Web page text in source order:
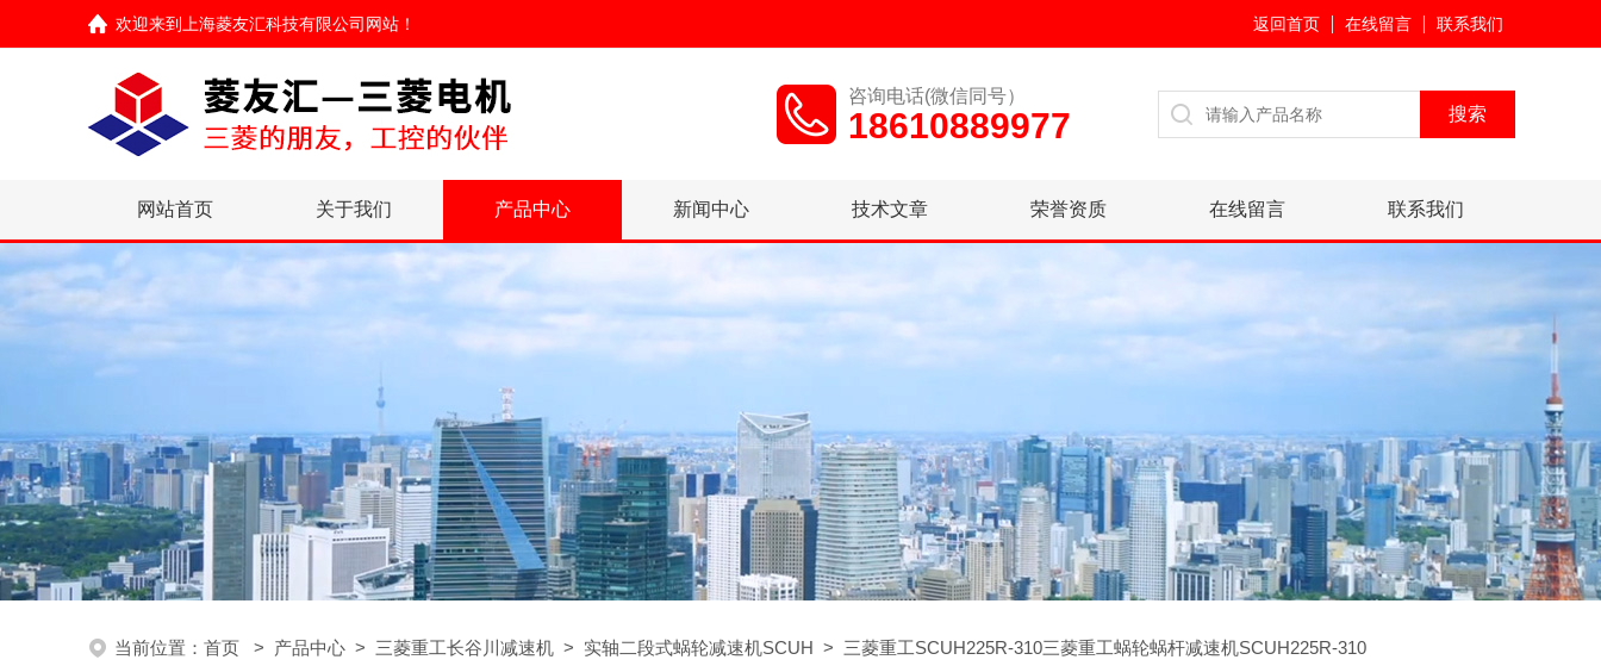
欢迎来到 上海菱友汇科技有限公司网站 ！ 返回首页 在线留言 联系我们
咨询电话(微信同号）
18610889977
网站首页 关于我们 产品中心 新闻中心 技术文章 荣誉资质 在线留言 联系我们
当前位置： 首页 > 产品中心 > 三菱重工长谷川减速机 > 实轴二段式蜗轮减速机SCUH > 三菱重工SCUH225R-310三菱重工蜗轮蜗杆减速机SCUH225R-310